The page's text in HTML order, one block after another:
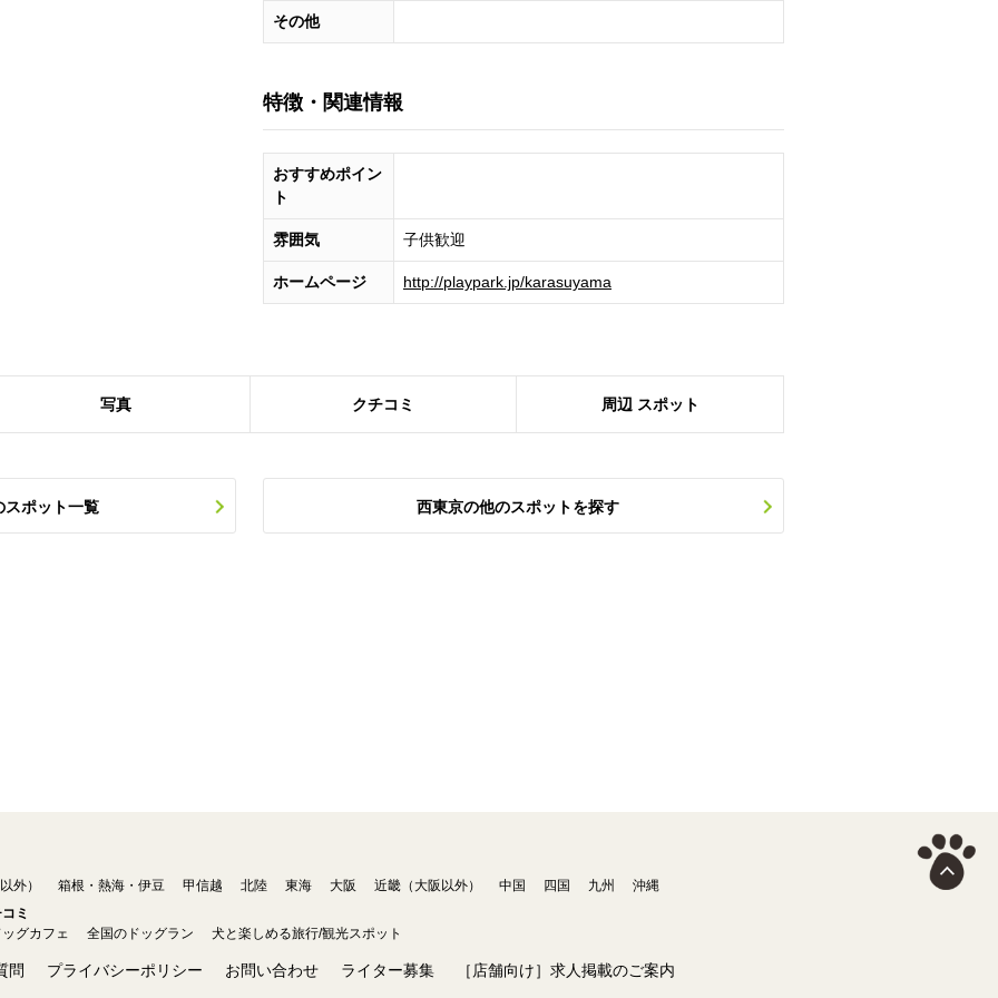
その他
特徴・関連情報
おすすめポイン
ト
雰囲気 子供歓迎
ホームページ http://playpark.jp/karasuyama
写真 クチコミ 周辺 スポット
スポット一覧 西東京の他のスポットを探す
外） 箱根・熱海・伊豆 甲信越 北陸 東海 大阪 近畿（大阪以外） 中国 四国 九州
沖縄
ミ
グカフェ 全国のドッグラン 犬と楽しめる旅行/観光スポット
問 プライバシーポリシー お問い合わせ ライター募集 ［店舗向け］求人掲載のご案内